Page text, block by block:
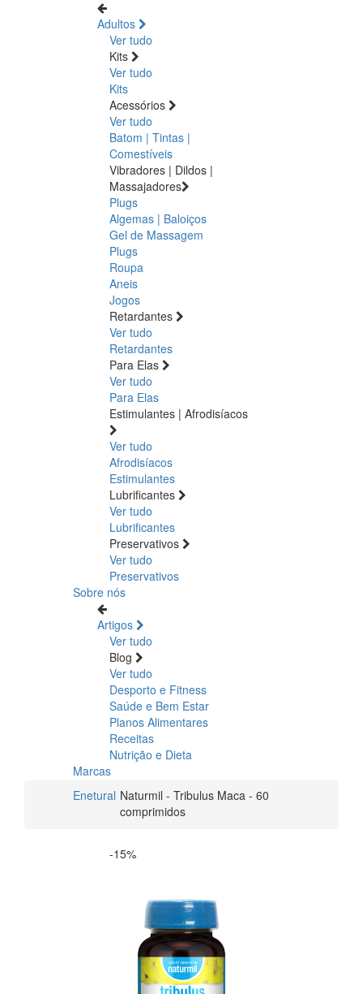
Adultos
Ver tudo
Kits
Ver tudo
Kits
Acessórios
Ver tudo
Batom | Tintas |
Comestíveis
Vibradores | Dildos |
Massajadores
Plugs
Algemas | Baloiços
Gel de Massagem
Plugs
Roupa
Aneis
Jogos
Retardantes
Ver tudo
Retardantes
Para Elas
Ver tudo
Para Elas
Estimulantes | Afrodisíacos
Ver tudo
Afrodisíacos
Estimulantes
Lubrificantes
Ver tudo
Lubrificantes
Preservativos
Ver tudo
Preservativos
Sobre nós
Artigos
Ver tudo
Blog
Ver tudo
Desporto e Fitness
Saúde e Bem Estar
Planos Alimentares
Receitas
Nutrição e Dieta
Marcas
Enetural Naturmil - Tribulus Maca - 60
comprimidos
-15%